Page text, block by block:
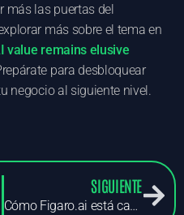
más las puertas del
más sobre el tema en
value remains elusive
para desbloquear
negocio al siguiente nivel.
SIGUIENTE
Cómo Figaro.ai está cambiando las reglas del juego en la industria musical